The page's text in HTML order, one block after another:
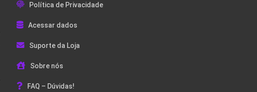
Política de Privacidade
Acessar dados
Suporte da Loja
Sobre nós
FAQ – Dúvidas!